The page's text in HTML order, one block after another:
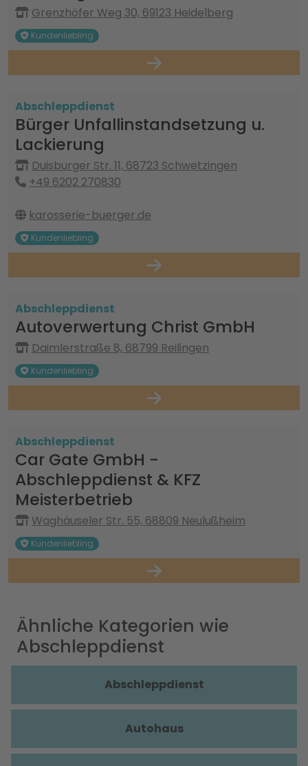
Grenzhöfer Weg 30, 69123 Heidelberg
Kundenliebling
Abschleppdienst
Bürger Unfallinstandsetzung u.
Lackierung
Duisburger Str. 11, 68723 Schwetzingen
+49 6202 270830
karosserie-buerger.de
Kundenliebling
Abschleppdienst
Autoverwertung Christ GmbH
Daimlerstraße 8, 68799 Reilingen
Kundenliebling
Abschleppdienst
Car Gate GmbH -
Abschleppdienst & KFZ
Meisterbetrieb
Waghäuseler Str. 55, 68809 Neulußheim
Kundenliebling
Ähnliche Kategorien wie
Abschleppdienst
Abschleppdienst
Autohaus